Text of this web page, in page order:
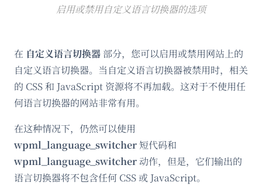
启用或禁用自定义语言切换器的选项
在 自定义语言切换器 部分，您可以启用或禁用网站上的
自定义语言切换器。当自定义语言切换器被禁用时，相关
的 CSS 和 JavaScript 资源将不再加载。这对于不使用任
何语言切换器的网站非常有用。
在这种情况下，仍然可以使用
wpml_language_switcher 短代码和
wpml_language_switcher动作，但是，它们输出的
语言切换器将不包含任何 CSS 或 JavaScript。